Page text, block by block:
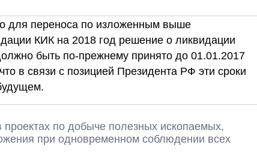
для переноса по изложенным выше
КИК на 2018 год решение о ликвидации
быть по-прежнему принято до 01.01.2017
в связи с позицией Президента РФ эти сроки
по добыче полезных ископаемых,
при одновременном соблюдении всех